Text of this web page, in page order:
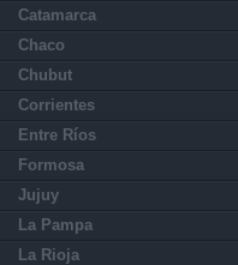
Catamarca
Chaco
Chubut
Corrientes
Entre Ríos
Formosa
Jujuy
La Pampa
La Rioja